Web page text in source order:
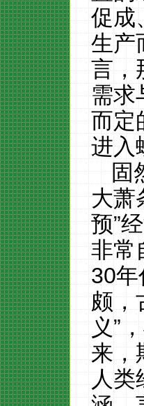
促成
生产
言，
需求
而定
进入
固
大萧
预”
非常
30年
颇，
义”，
来，
人类